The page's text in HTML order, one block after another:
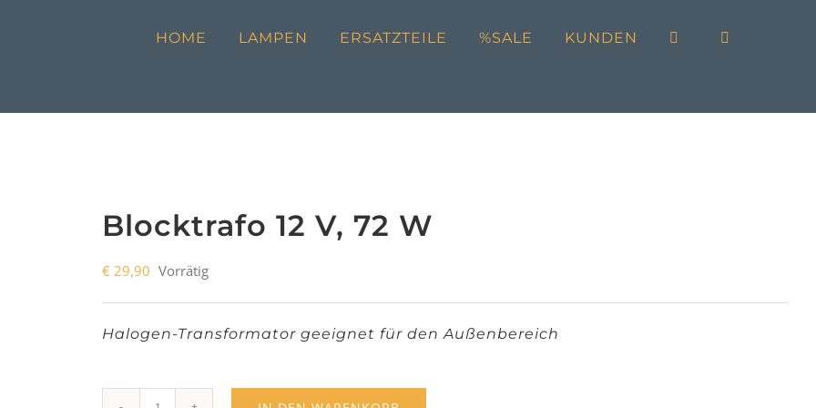
HOME LAMPEN ERSATZTEILE %SALE KUNDEN
Blocktrafo 12 V, 72 W
€ 29,90 Vorrätig
Halogen-Transformator geeignet für den Außenbereich